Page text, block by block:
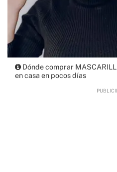
Dónde comprar
en casa en pocos días